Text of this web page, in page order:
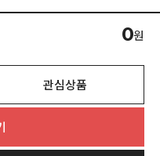
0원
관심상품